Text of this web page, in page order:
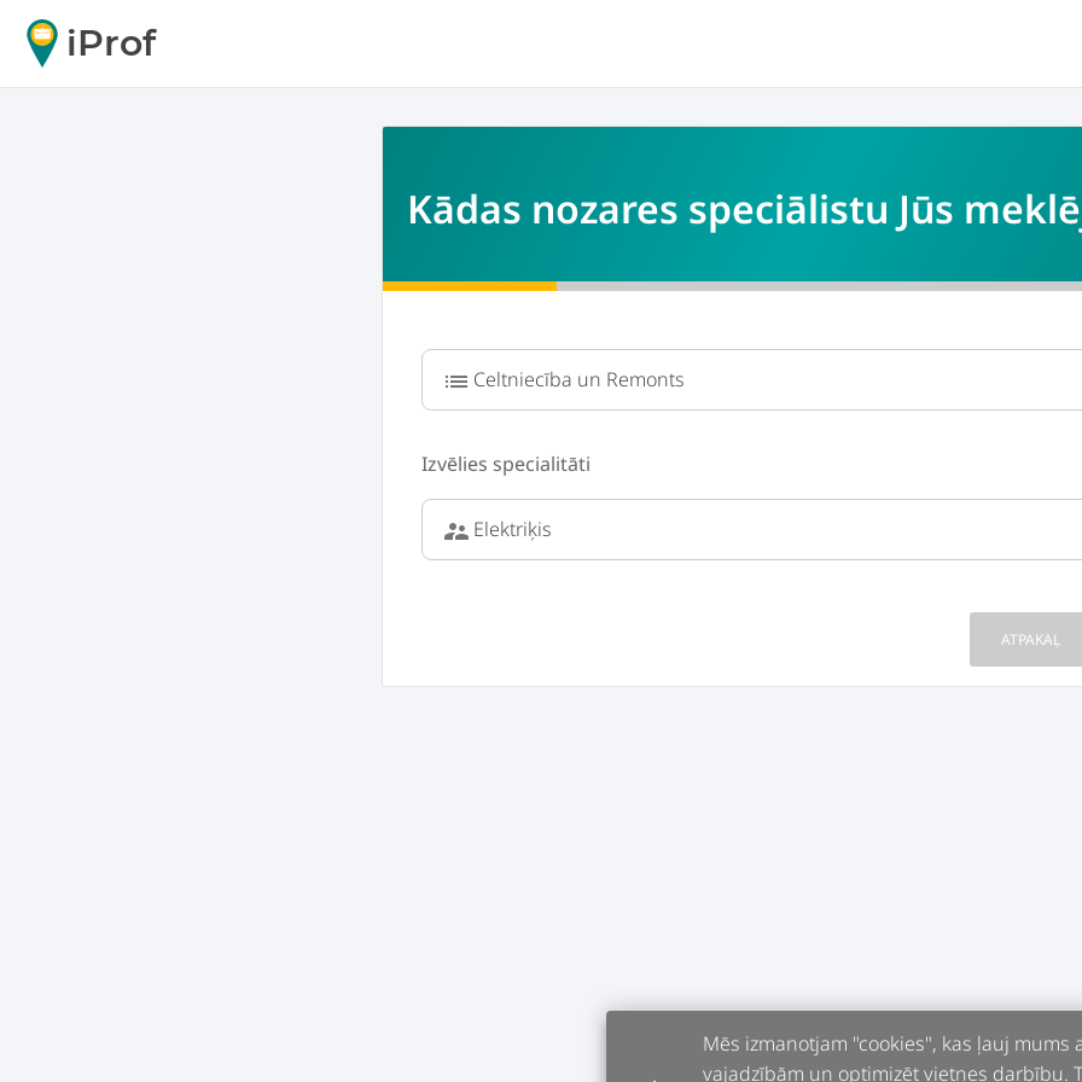
iProf
Kādas nozares speciālistu Jūs
list
Izvēlies specialitāti
supervisor_account
ATPAKAĻ
Mēs izmanotjam "cookies", kas ļauj
vajadzībām un optimizēt vietnes darbību.